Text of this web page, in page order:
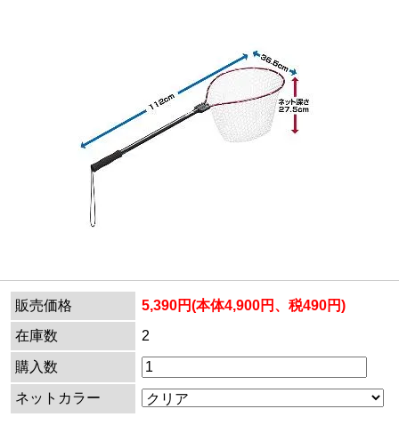
販売価格
5,390円(本体4,900円、税490円)
在庫数
2
購入数
ネットカラー